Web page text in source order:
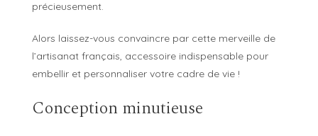
précieusement.
Alors laissez-vous convaincre par cette merveille de
l’artisanat français, accessoire indispensable pour
embellir et personnaliser votre cadre de vie !
Conception minutieuse